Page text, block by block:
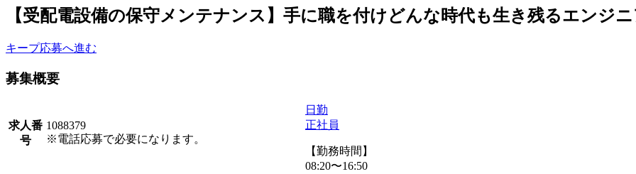
【受配電設備の保守メンテナンス】手に職を付けどんな時代も生き残るエンジ
キープ応募へ進む
募集概要
求人番
号
1088379
※電話応募で必要になります。
日勤
正社員
【勤務時間】
08:20〜16:50